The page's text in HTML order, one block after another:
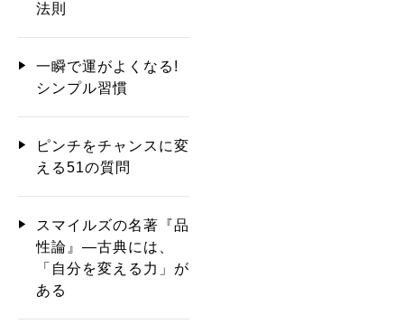
法則
一瞬で運がよくなる!
シンプル習慣
ピンチをチャンスに変
える51の質問
スマイルズの名著『品
性論』―古典には、
「自分を変える力」が
ある